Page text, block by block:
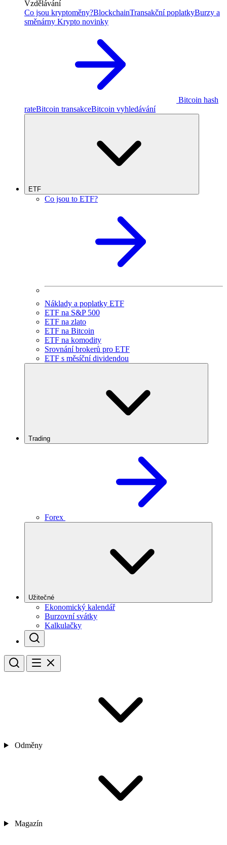
Vzdělávání
Co jsou kryptoměny?BlockchainTransakční poplatkyBurzy a
směnárny Krypto novinky
Bitcoin hash
rateBitcoin transakceBitcoin vyhledávání
ETF
Co jsou to ETF?
Náklady a poplatky ETF
ETF na S&P 500
ETF na zlato
ETF na Bitcoin
ETF na komodity
Srovnání brokerů pro ETF
ETF s měsíční dividendou
Trading
Forex
Užitečné
Ekonomický kalendář
Burzovní svátky
Kalkulačky
Odměny
Magazín